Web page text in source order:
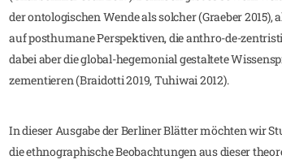
der ontologischen Wende als solcher (Graeber
auf posthumane Perspektiven, die anthro-de-
dabei aber die global-hegemonial gestaltete
zementieren (Braidotti 2019, Tuhiwai 2012).
In dieser Ausgabe der Berliner Blätter möchten wir
die ethnographische Beobachtungen aus dieser